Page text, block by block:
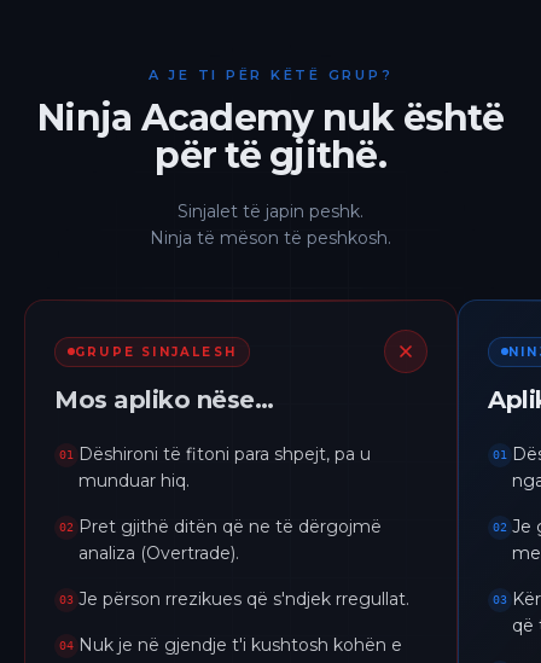
A JE TI PËR KËTË GRUP?
Ninja Academy nuk është
për të gjithë.
Sinjalet të japin peshk.
Ninja të mëson të peshkosh.
GRUPE SINJALESH
Mos apliko nëse…
01
Dëshironi të fitoni para shpejt, pa u
munduar hiq.
02
Pret gjithë ditën që ne të dërgojmë
analiza (Overtrade).
03 Je përson rrezikues që s'ndjek rregullat.
04 Nuk je në gjendje t'i kushtosh kohën e
01
02 Je
03
që